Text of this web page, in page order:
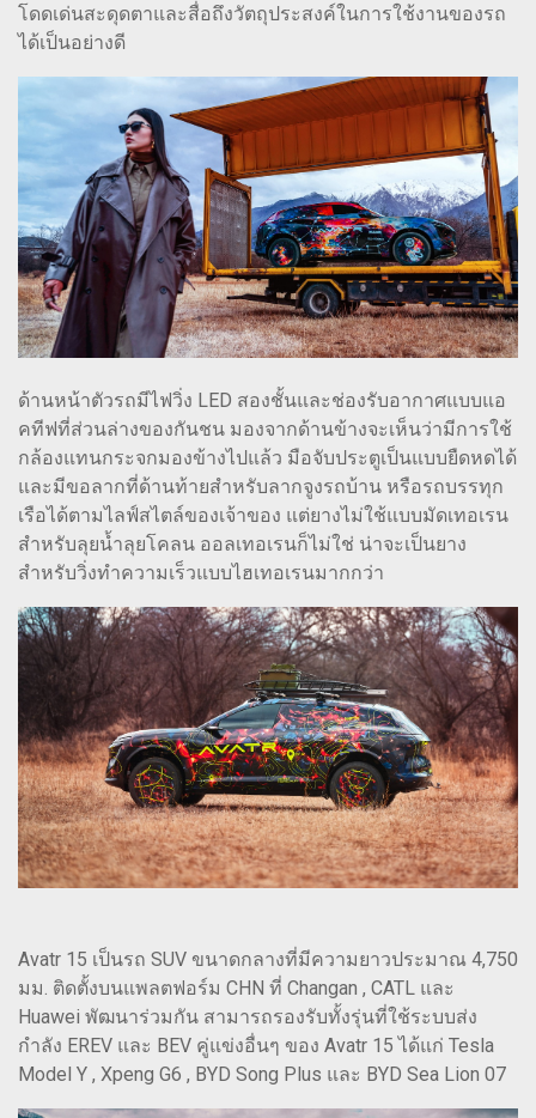
โดดเด่นสะดุดตาและสื่อถึงวัตถุประสงค์ในการใช้งานของรถ
ได้เป็นอย่างดี
ด้านหน้าตัวรถมีไฟวิ่ง LED สองชั้นและช่องรับอากาศแบบแอ
คทีฟที่ส่วนล่างของกันชน มองจากด้านข้างจะเห็นว่ามีการใช้
กล้องแทนกระจกมองข้างไปแล้ว มือจับประตูเป็นแบบยืดหดได้
และมีขอลากที่ด้านท้ายสำหรับลากจูงรถบ้าน หรือรถบรรทุก
เรือได้ตามไลฟ์สไตล์ของเจ้าของ แต่ยางไม่ใช้แบบมัดเทอเรน
สำหรับลุยน้ำลุยโคลน ออลเทอเรนก็ไม่ใช่ น่าจะเป็นยาง
สำหรับวิ่งทำความเร็วแบบไฮเทอเรนมากกว่า
Avatr 15 เป็นรถ SUV ขนาดกลางที่มีความยาวประมาณ 4,750
มม. ติดตั้งบนแพลตฟอร์ม CHN ที่ Changan , CATL และ
Huawei พัฒนาร่วมกัน สามารถรองรับทั้งรุ่นที่ใช้ระบบส่ง
กำลัง EREV และ BEV คู่แข่งอื่นๆ ของ Avatr 15 ได้แก่ Tesla
Model Y , Xpeng G6 , BYD Song Plus และ BYD Sea Lion 07